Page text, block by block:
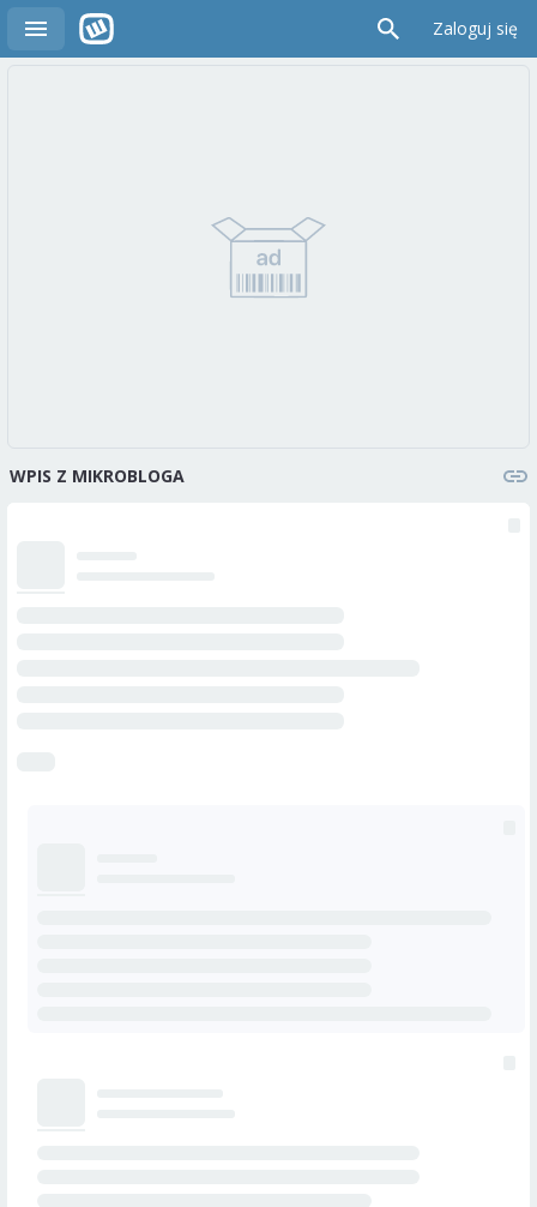
Zaloguj się
WPIS Z MIKROBLOGA